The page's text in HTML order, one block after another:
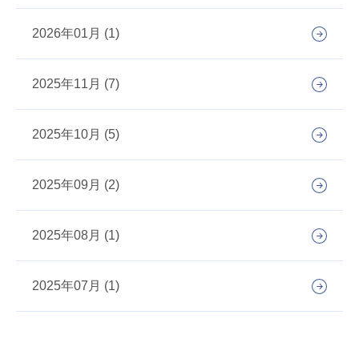
2026年01月 (1)
2025年11月 (7)
2025年10月 (5)
2025年09月 (2)
2025年08月 (1)
2025年07月 (1)